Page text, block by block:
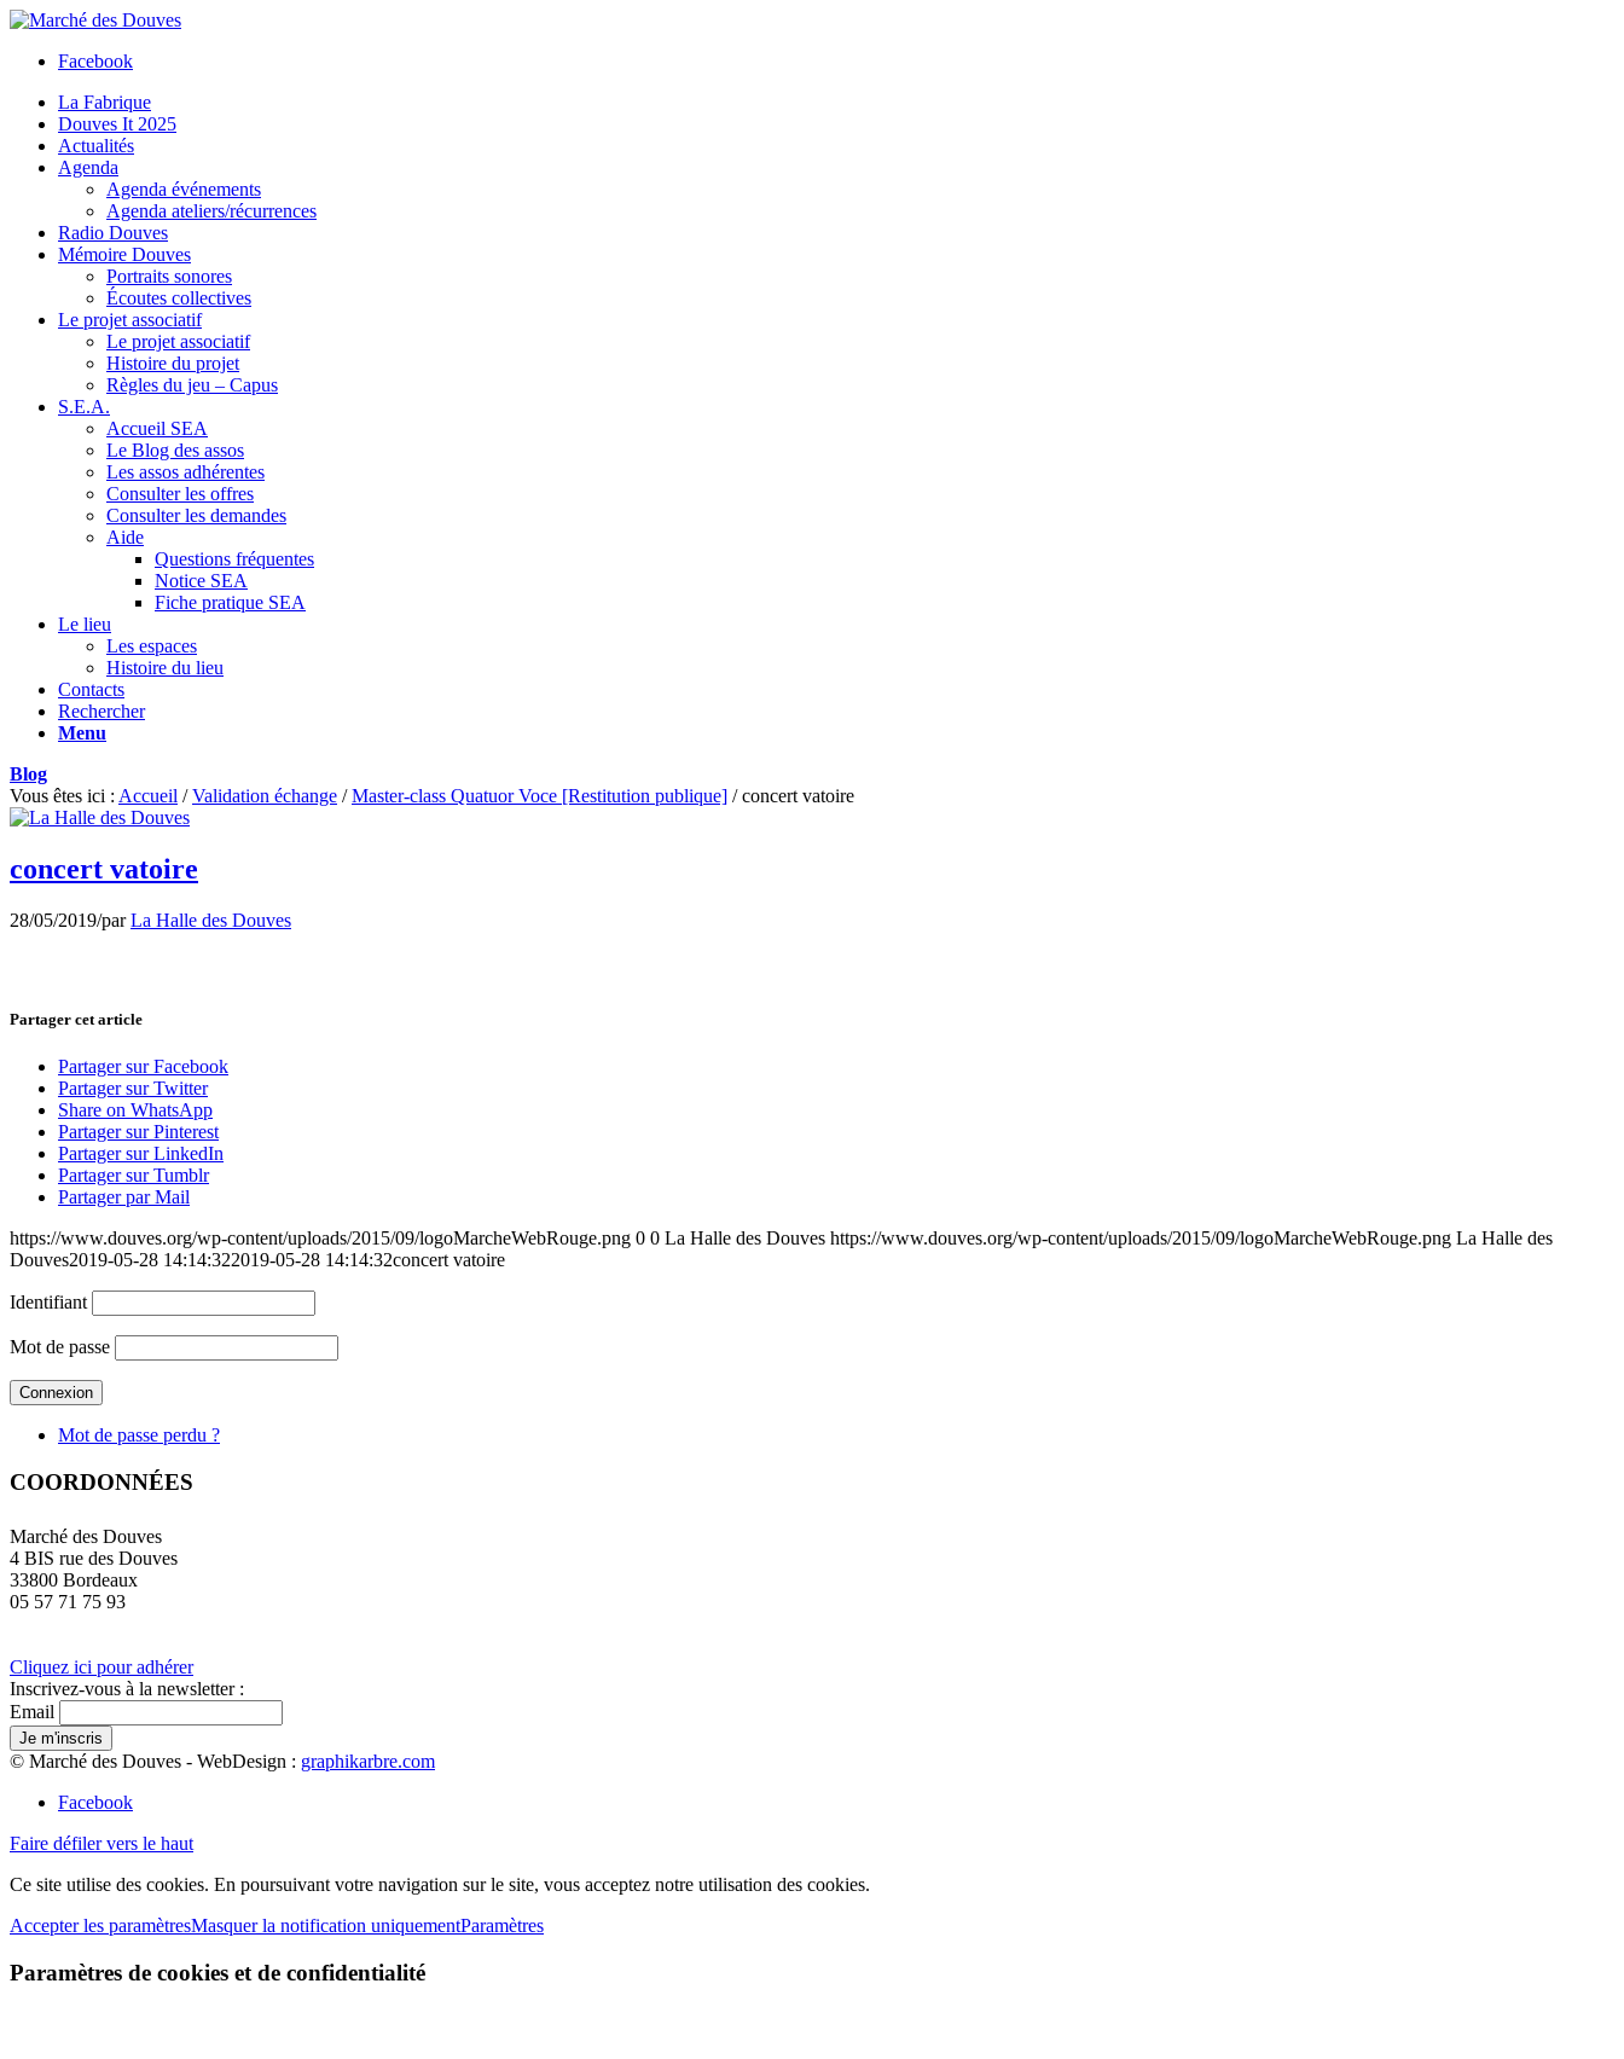
Facebook
La Fabrique
Douves It 2025
Actualités
Agenda
Agenda événements
Agenda ateliers/récurrences
Radio Douves
Mémoire Douves
Portraits sonores
Écoutes collectives
Le projet associatif
Le projet associatif
Histoire du projet
Règles du jeu – Capus
S.E.A.
Accueil SEA
Le Blog des assos
Les assos adhérentes
Consulter les offres
Consulter les demandes
Aide
Questions fréquentes
Notice SEA
Fiche pratique SEA
Le lieu
Les espaces
Histoire du lieu
Contacts
Rechercher
Menu
Blog
Vous êtes ici : Accueil / Validation échange / Master-class Quatuor Voce [Restitution publique] / concert vatoire
concert vatoire
28/05/2019/parLa Halle des Douves
Partager cet article
Partager sur Facebook
Partager sur Twitter
Share on WhatsApp
Partager sur Pinterest
Partager sur LinkedIn
Partager sur Tumblr
Partager par Mail
https://www.douves.org/wp-content/uploads/2015/09/logoMarcheWebRouge.png 0 0 La Halle des Douves https://www.douves.org/wp-content/uploads/2015/09/logoMarcheWebRouge.png La Halle des
Douves2019-05-28 14:14:322019-05-28 14:14:32concert vatoire
Identifiant
Mot de passe
Mot de passe perdu ?
COORDONNÉES
Marché des Douves
4 BIS rue des Douves
33800 Bordeaux
05 57 71 75 93
Cliquez ici pour adhérer
Inscrivez-vous à la newsletter :
Email
© Marché des Douves - WebDesign : graphikarbre.com
Facebook
Faire défiler vers le haut
Ce site utilise des cookies. En poursuivant votre navigation sur le site, vous acceptez notre utilisation des cookies.
Accepter les paramètresMasquer la notification uniquementParamètres
Paramètres de cookies et de confidentialité